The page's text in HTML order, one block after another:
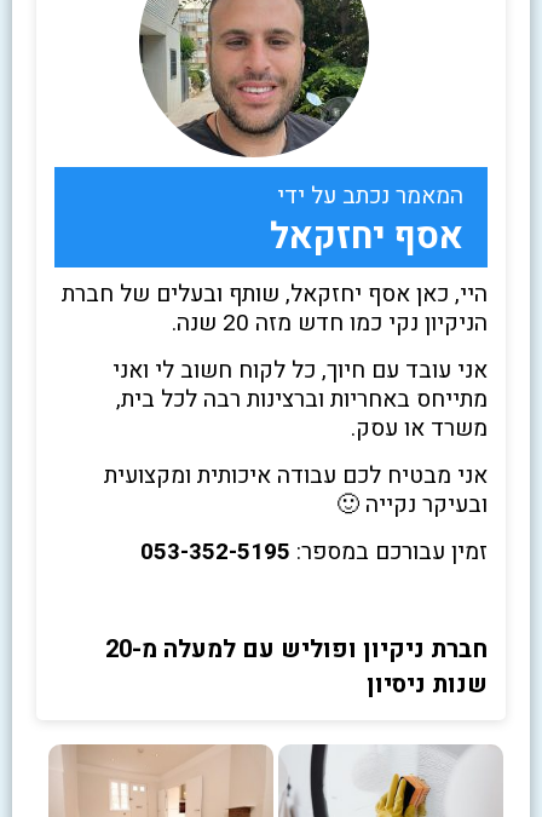
המאמר נכתב על ידי
אסף יחזקאל
היי, כאן אסף יחזקאל, שותף ובעלים של חברת
הניקיון נקי כמו חדש מזה 20 שנה.
אני עובד עם חיוך, כל לקוח חשוב לי ואני
מתייחס באחריות וברצינות רבה לכל בית,
משרד או עסק.
אני מבטיח לכם עבודה איכותית ומקצועית
ובעיקר נקייה 🙂
זמין עבורכם במספר: 053-352-5195
חברת ניקיון ופוליש עם למעלה מ-20
שנות ניסיון